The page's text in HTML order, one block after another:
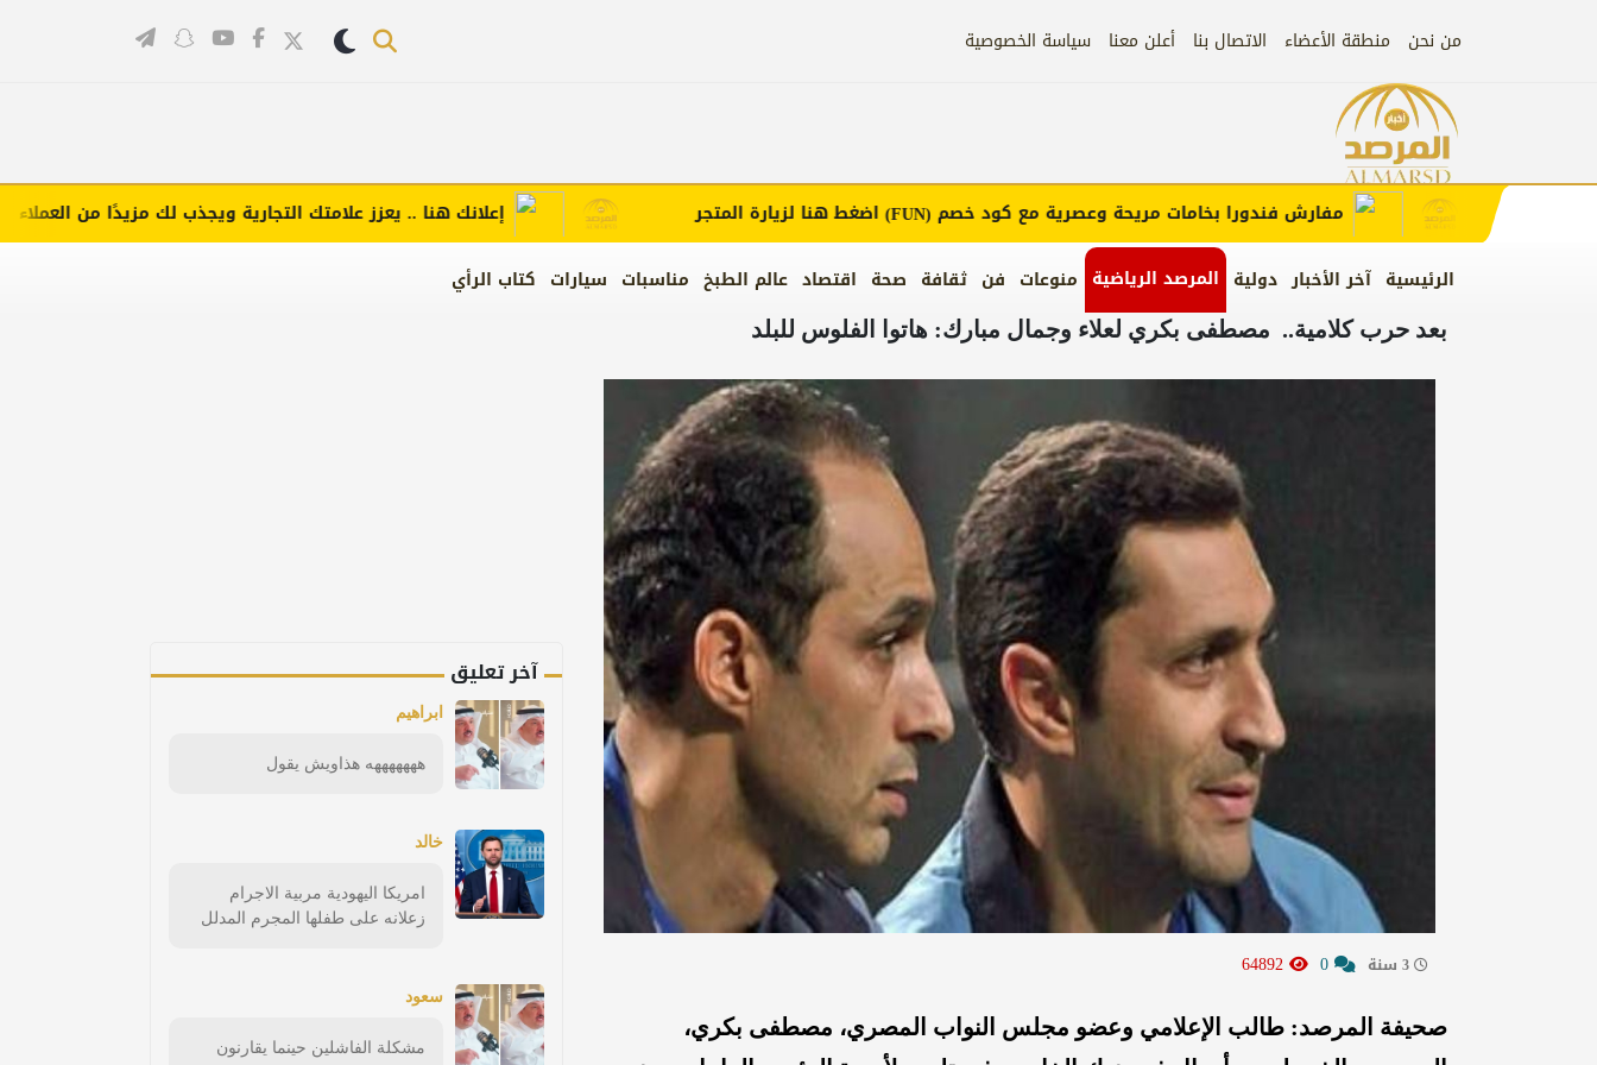
من نحن منطقة الأعضاء الاتصال بنا أعلن معنا سياسة الخصوصية
الرئيسية آخر الأخبار دولية المرصد الرياضية منوعات فن ثقافة صحة اقتصاد عالم الطبخ مناسبات سيارات كتاب الرأي
إعلانك هنا .. يعزز علامتك التجارية ويجذب لك مزيدًا من العملاء مفارش فندورا بخامات مريحة وعصرية مع كود خصم (FUN) اضغط هنا لزيارة المتجر
بعد حرب كلامية.. مصطفى بكري لعلاء وجمال مبارك: هاتوا الفلوس للبلد
صحيفة المرصد: طالب الإعلامي وعضو مجلس النواب المصري، مصطفى بكري،
آخر تعليق
ابراهيم
هههههههه هذاويش يقول
خالد
امريكا اليهودية مربية الاجرام
زعلانه على طفلها المجرم المدلل
سعود
مشكلة الفاشلين حينما يقارنون